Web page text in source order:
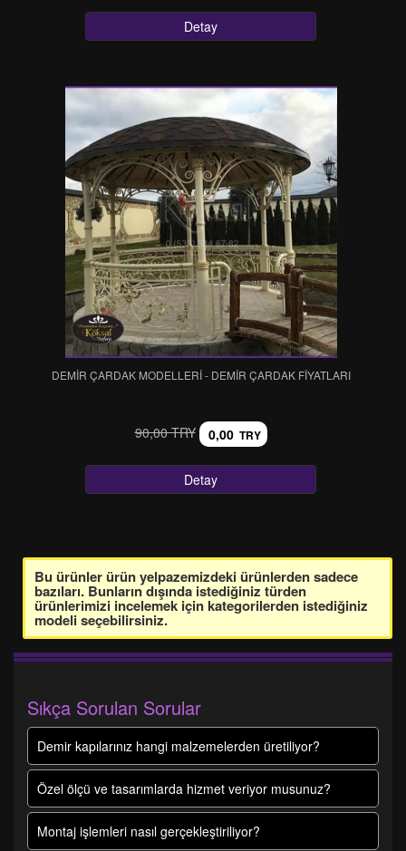
Detay
DEMİR ÇARDAK MODELLERİ - DEMİR ÇARDAK FİYATLARI
90,00 TRY 0,00 TRY
Detay
Bu ürünler ürün yelpazemizdeki ürünlerden sadece
bazıları. Bunların dışında istediğiniz türden
ürünlerimizi incelemek için kategorilerden istediğiniz
modeli seçebilirsiniz.
Sıkça Sorulan Sorular
Demir kapılarınız hangi malzemelerden üretiliyor?
Özel ölçü ve tasarımlarda hizmet veriyor musunuz?
Montaj işlemleri nasıl gerçekleştiriliyor?